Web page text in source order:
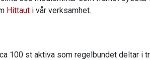
Hittaut i vår verksamhet.
100 st aktiva som regelbundet deltar